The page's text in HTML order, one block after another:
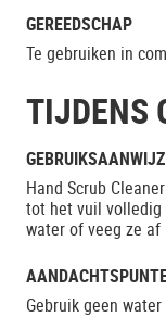
GEREEDSCHAP
Te gebruiken in
TIJDENS
Hand Scrub
tot het vuil volledig
water of veeg ze af
Gebruik geen